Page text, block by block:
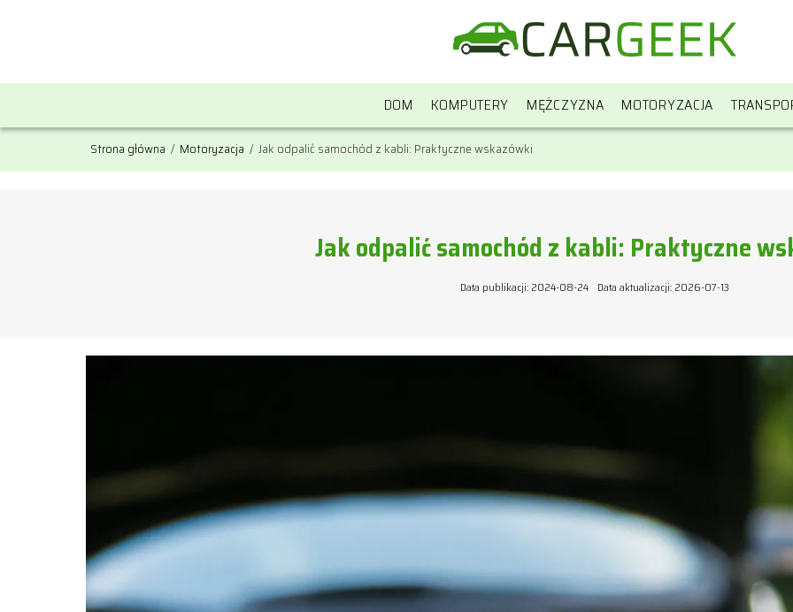
DOM KOMPUTERY MĘŻCZYZNA MOTORYZACJA
Strona główna / Motoryzacja / Jak odpalić samochód z kabli: Praktyczne wskazówki
Jak odpalić samochód z kabli: Praktyczne
Data publikacji: 2024-08-24 Data aktualizacji: 2026-07-13